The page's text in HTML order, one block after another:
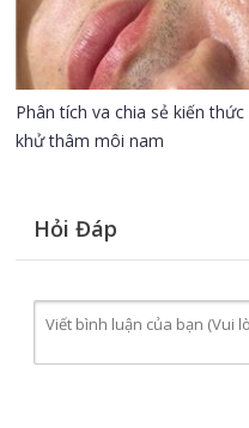
Phân tích va chia sẻ kiến thức
khử thâm môi nam
Hỏi Đáp